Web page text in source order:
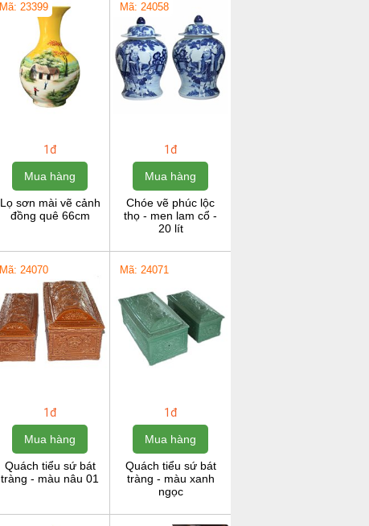
Mã: 23399
1đ
Mua hàng
Lọ sơn mài vẽ cảnh
đồng quê 66cm
Mã: 24058
1đ
Mua hàng
Chóe vẽ phúc lộc
thọ - men lam cổ -
20 lít
Mã: 24070
1đ
Mua hàng
Quách tiểu sứ bát
tràng - màu nâu 01
Mã: 24071
1đ
Mua hàng
Quách tiểu sứ bát
tràng - màu xanh
ngọc